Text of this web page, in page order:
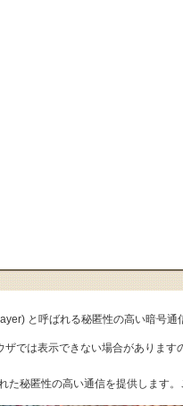
と呼ばれる秘匿性の高い暗号
では表示できない場合があります
秘匿性の高い通信を提供します